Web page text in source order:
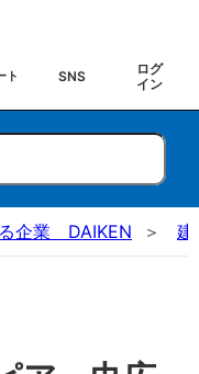
ト SNS
ログ
イン
る企業 DAIKEN 建